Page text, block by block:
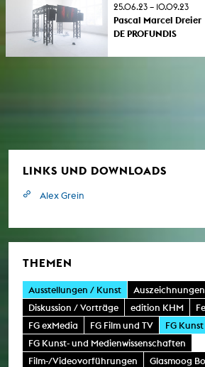
mit Salwa Aleryani,
Zett in der Akademie
(ADKDW) aus.
25.06.23 – 10.09.23
Pascal Marcel Dreier
DE PROFUNDIS
Schaufenster Junge
Einzelausstellung
LINKS UND DOWNLOADS
Alex Grein
THEMEN
Ausstellungen / Kunst Auszeichnungen
Diskussion / Vorträge
edition KHM
FG exMedia
FG Film und TV
FG Kunst
FG Kunst- und Medienwissenschaften
Film-/Videovorführungen
Glasmoog